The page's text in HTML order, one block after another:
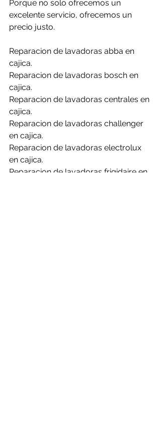
Porque no solo ofrecemos un
excelente servicio, ofrecemos un
precio justo.
Reparacion de lavadoras abba en
cajica.
Reparacion de lavadoras bosch en
cajica.
Reparacion de lavadoras centrales en
cajica.
Reparacion de lavadoras challenger
en cajica.
Reparacion de lavadoras electrolux
en cajica.
Reparacion de lavadoras frigidaire en